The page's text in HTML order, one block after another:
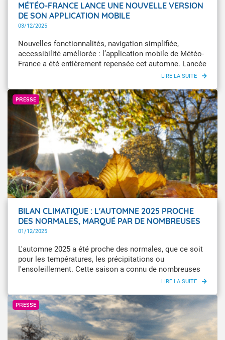
MÉTÉO-FRANCE LANCE UNE NOUVELLE VERSION
DE SON APPLICATION MOBILE
03/12/2025
Nouvelles fonctionnalités, navigation simplifiée,
accessibilité améliorée : l’application mobile de Météo-
France a été entièrement repensée cet automne. Lancée
cette semaine, la nouvelle version garantit un accès
nationales (Hexagone et Outre-mer) et à la Vigilance.
PRESSE
GettyImages
BILAN CLIMATIQUE : L'AUTOMNE 2025 PROCHE
DES NORMALES, MARQUÉ PAR DE NOMBREUSES
INTEMPÉRIES
01/12/2025
L'automne 2025 a été proche des normales, que ce soit
pour les températures, les précipitations ou
l'ensoleillement. Cette saison a connu de nombreuses
intempéries, dont une première tempête hivernale.
PRESSE
Infoclimat / romèze01